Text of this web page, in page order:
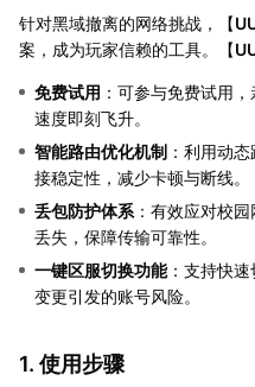
针对黑域撤离的网络挑战，【
案，成为玩家信赖的工具。【
免费试用 ：可参与免费试用
速度即刻飞升。
智能路由优化机制 ：利用动
接稳定性，减少卡顿与断线。
丢包防护体系 ：有效应对校
丢失，保障传输可靠性。
一键区服切换功能：支持快速
变更引发的账号风险。
1. 使用步骤